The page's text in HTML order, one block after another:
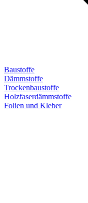
Baustoffe
Dämmstoffe
Trockenbaustoffe
Holzfaserdämmstoffe
Folien und Kleber